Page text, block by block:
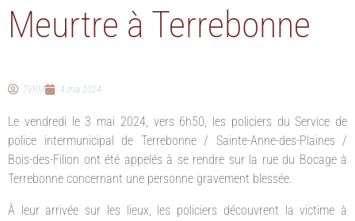
Meurtre à Terrebonne
TVRM 4 mai 2024
Le vendredi le 3 mai 2024, vers 6h50, les policiers du Service de
police intermunicipal de Terrebonne / Sainte-Anne-des-Plaines /
Bois-des-Filion ont été appelés à se rendre sur la rue du Bocage à
Terrebonne concernant une personne gravement blessée.
À leur arrivée sur les lieux, les policiers découvrent la victime à